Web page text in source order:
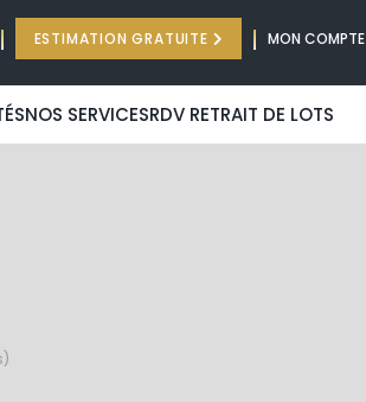
ESTIMATION GRATUITE MON COMPTE
NOS SERVICESRDV RETRAIT DE LOTS